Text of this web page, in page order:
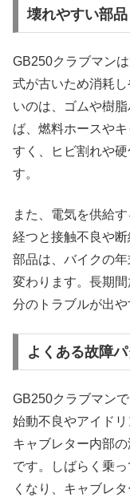
壊れやすい部
GB250クラブマン
式が古いため消耗
いのは、ゴムや樹
ば、燃料ホースや
すく、ヒビ割れや
す。
また、電気を供給
経つと接触不良や
部品は、バイクの
変わります。長期
分のトラブルが出や
よくある故障
GB250クラブマン
始動不良やアイドリ
キャブレター内部
です。しばらく乗
くなり、キャブレ